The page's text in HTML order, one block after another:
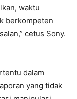
waktu
berkompeten
cetus Sony.
dalam
yang tidak